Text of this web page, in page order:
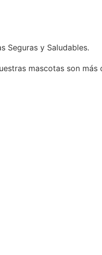
Seguras y Saludables.
mascotas son